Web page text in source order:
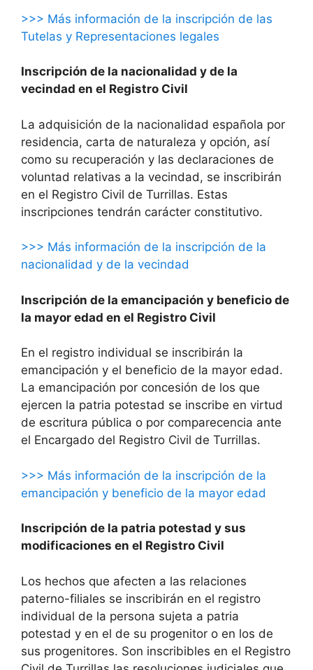
>>> Más información de la inscripción de las
Tutelas y Representaciones legales
Inscripción de la nacionalidad y de la
vecindad en el Registro Civil
La adquisición de la nacionalidad española por
residencia, carta de naturaleza y opción, así
como su recuperación y las declaraciones de
voluntad relativas a la vecindad, se inscribirán
en el Registro Civil de Turrillas. Estas
inscripciones tendrán carácter constitutivo.
>>> Más información de la inscripción de la
nacionalidad y de la vecindad
Inscripción de la emancipación y beneficio de
la mayor edad en el Registro Civil
En el registro individual se inscribirán la
emancipación y el beneficio de la mayor edad.
La emancipación por concesión de los que
ejercen la patria potestad se inscribe en virtud
de escritura pública o por comparecencia ante
el Encargado del Registro Civil de Turrillas.
>>> Más información de la inscripción de la
emancipación y beneficio de la mayor edad
Inscripción de la patria potestad y sus
modificaciones en el Registro Civil
Los hechos que afecten a las relaciones
paterno-filiales se inscribirán en el registro
individual de la persona sujeta a patria
potestad y en el de su progenitor o en los de
sus progenitores. Son inscribibles en el Registro